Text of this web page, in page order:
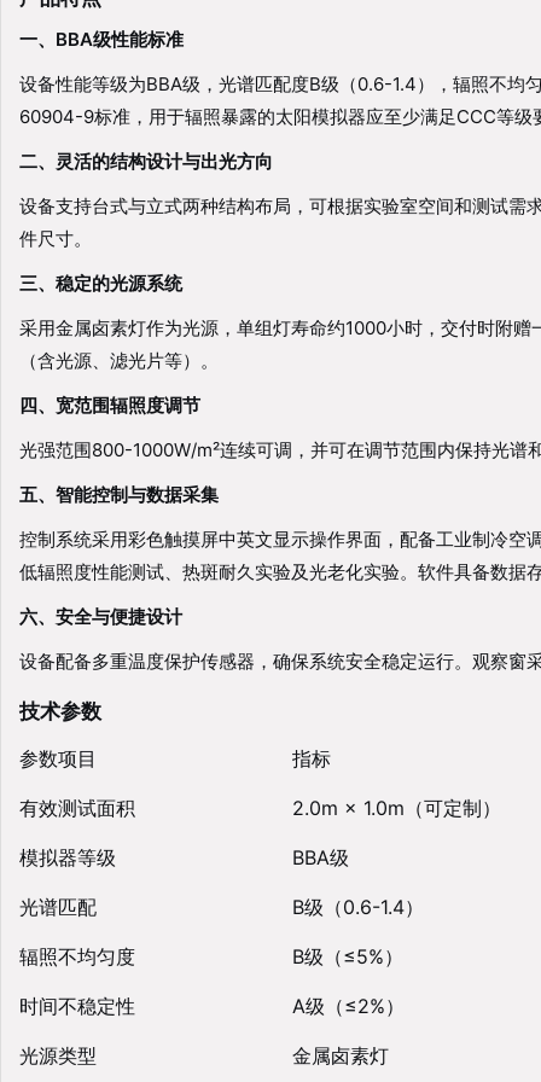
一、BBA级性能标准
设备性能等级为BBA级，光谱匹配度B级（0.6-1.4），辐照不均
60904-9标准，用于辐照暴露的太阳模拟器应至少满足CCC等
二、灵活的结构设计与出光方向
设备支持台式与立式两种结构布局，可根据实验室空间和测试
件尺寸。
三、稳定的光源系统
采用金属卤素灯作为光源，单组灯寿命约1000小时，交付时附
（含光源、滤光片等）。
四、宽范围辐照度调节
光强范围800-1000W/m²连续可调，并可在调节范围内保持光
五、智能控制与数据采集
控制系统采用彩色触摸屏中英文显示操作界面，配备工业制冷
低辐照度性能测试、热斑耐久实验及光老化实验。软件具备数
六、安全与便捷设计
设备配备多重温度保护传感器，确保系统安全稳定运行。观察
技术参数
参数项目
指标
有效测试面积 2.0m × 1.0m（可定制）
模拟器等级 BBA级
光谱匹配 B级（0.6-1.4）
辐照不均匀度 B级（≤5%）
时间不稳定性 A级（≤2%）
光源类型 金属卤素灯